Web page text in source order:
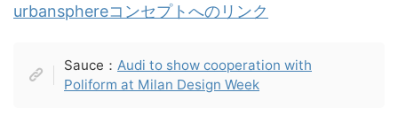
urbansphereコンセプトへのリンク
Sauce：Audi to show cooperation with
Poliform at Milan Design Week